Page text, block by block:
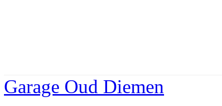
Garage Oud Diemen